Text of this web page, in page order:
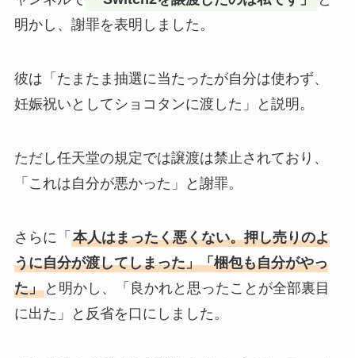
明かし、謝罪を表明しました。
彼は「たまたま抽選に当たったが自分は使わず、
妊娠祝いとしてショコタンに渡した」と説明。
ただし任天堂の規定では譲渡は禁止されており、
「これは自分が悪かった」と謝罪。
さらに「 本人はまったく悪くない。押し売りのよ
うに自分が渡してしまった」「梱包も自分がやっ
た」と明かし、「良かれと思ったことが全部裏目
に出た」と反省を口にしました。